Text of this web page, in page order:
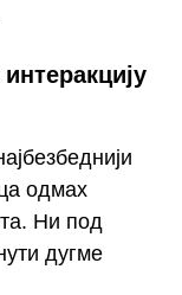
одмах
Ни под
дугме